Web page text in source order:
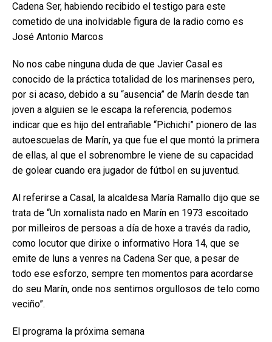
Cadena Ser, habiendo recibido el testigo para este
cometido de una inolvidable figura de la radio como es
José Antonio Marcos
No nos cabe ninguna duda de que Javier Casal es
conocido de la práctica totalidad de los marinenses pero,
por si acaso, debido a su “ausencia” de Marín desde tan
joven a alguien se le escapa la referencia, podemos
indicar que es hijo del entrañable “Pichichi” pionero de las
autoescuelas de Marín, ya que fue el que montó la primera
de ellas, al que el sobrenombre le viene de su capacidad
de golear cuando era jugador de fútbol en su juventud.
Al referirse a Casal, la alcaldesa María Ramallo dijo que se
trata de “Un xornalista nado en Marín en 1973 escoitado
por milleiros de persoas a día de hoxe a través da radio,
como locutor que dirixe o informativo Hora 14, que se
emite de luns a venres na Cadena Ser que, a pesar de
todo ese esforzo, sempre ten momentos para acordarse
do seu Marín, onde nos sentimos orgullosos de telo como
veciño”.
El programa la próxima semana